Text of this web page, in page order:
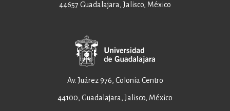
44657 Guadalajara, Jalisco, México
Av. Juárez 976, Colonia Centro
44100, Guadalajara, Jalisco, México